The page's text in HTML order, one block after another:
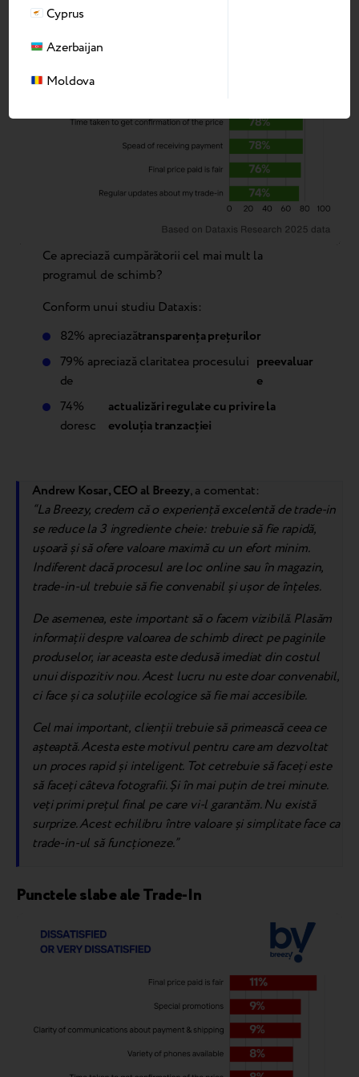
Ce apreciază cumpărătorii cel mai mult la
programul de schimb?
Conform unui studiu Dataxis:
82% apreciazătransparența prețurilor
79% apreciază claritatea procesului
de
preevaluar
e
74%
doresc
actualizări regulate cu privire la
evoluția tranzacției
Andrew Kosar, CEO al Breezy, a comentat:
“La Breezy, credem că o experiență excelentă de trade-in
se reduce la 3 ingrediente cheie: trebuie să fie rapidă,
ușoară și să ofere valoare maximă cu un efort minim.
Indiferent dacă procesul are loc online sau în magazin,
trade-in-ul trebuie să fie convenabil și ușor de înțeles.
De asemenea, este important să o facem vizibilă. Plasăm
informații despre valoarea de schimb direct pe paginile
produselor, iar aceasta este dedusă imediat din costul
unui dispozitiv nou. Acest lucru nu este doar convenabil,
ci face și ca soluțiile ecologice să fie mai accesibile.
Cel mai important, clienții trebuie să primească ceea ce
așteaptă. Acesta este motivul pentru care am dezvoltat
un proces rapid și inteligent. Totcetrebuie să faceți este
să faceți câteva fotografii. Și în mai puțin de trei minute.
veți primi prețul final pe care vi-l garantăm. Nu există
surprize. Acest echilibru între valoare și simplitate face ca
trade-in-ul să funcționeze.”
Punctele slabe ale Trade-In
Cyprus
Azerbaijan
Moldova